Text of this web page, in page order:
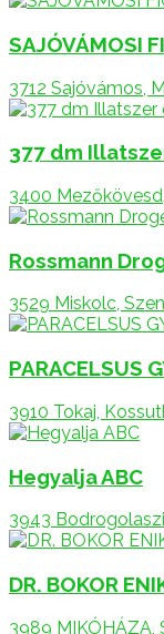
SAJÓVÁMOSI
3712 Sajóvámos,
377 dm
3400
Rossmann
3529 Miskolc,
PARACELSUS
3910 Tokaj,
Hegyalja ABC
3943
DR. BOKOR
3989 MIKÓHÁZA,